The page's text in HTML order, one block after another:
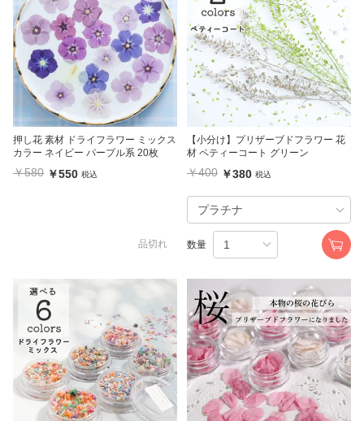
押し花 素材 ドライフラワー ミックス
カラー ネイビー パープル系 20枚
￥580 ￥550 税込
品切れ
【小分け】プリザーブドフラワー 花
材 ペティーコート グリーン
￥400 ￥380 税込
数量